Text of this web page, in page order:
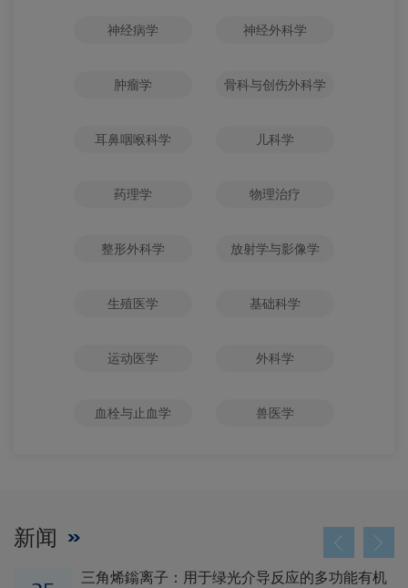
神经病学 神经外科学
肿瘤学 骨科与创伤外科学
耳鼻咽喉科学 儿科学
药理学 物理治疗
整形外科学 放射学与影像学
生殖医学 基础科学
运动医学 外科学
血栓与止血学 兽医学
新闻
三角烯鎓离子：用于绿光介导反应的多功能有机